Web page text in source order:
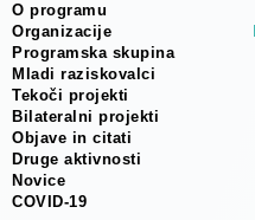
O programu
Organizacije
Programska skupina
Mladi raziskovalci
Tekoči projekti
Bilateralni projekti
Objave in citati
Druge aktivnosti
Novice
COVID-19